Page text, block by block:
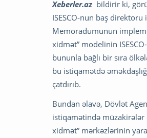
Xeberler.az bildirir ki,
ISESCO-nun baş direktoru
Memoradumunun
xidmət” modelinin
bununla bağlı bir sıra
bu istiqamətdə
çatdırıb.
Bundan əlavə, Dövlət
istiqamətində müzakirələr
xidmət” mərkəzlərinin